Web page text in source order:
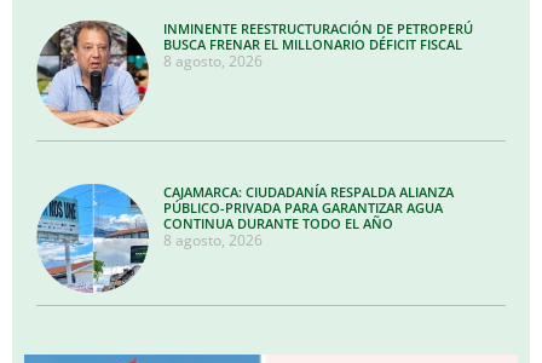
INMINENTE REESTRUCTURACIÓN DE PETROPERÚ
BUSCA FRENAR EL MILLONARIO DÉFICIT FISCAL
8 agosto, 2026
CAJAMARCA: CIUDADANÍA RESPALDA ALIANZA
PÚBLICO-PRIVADA PARA GARANTIZAR AGUA
CONTINUA DURANTE TODO EL AÑO
8 agosto, 2026